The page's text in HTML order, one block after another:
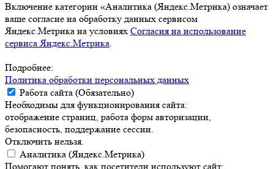
Включение категории «Аналитика (Яндекс.Метрика) означает
ваше согласие на обработку данных сервисом
Яндекс.Метрика на условиях Согласия на использование
сервиса Яндекс.Метрика.
Подробнее:
Политика обработки персональных данных
Работа сайта (Обязательно)
Необходимы для функционирования сайта:
отображение страниц, работа форм авторизации,
безопасность, поддержание сессии.
Отключить нельзя.
Аналитика (Яндекс.Метрика)
Помогают понять, как посетители используют сайт: